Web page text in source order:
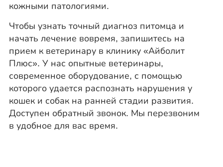
кожными патологиями.
Чтобы узнать точный диагноз питомца и
начать лечение вовремя, запишитесь на
прием к ветеринару в клинику «Айболит
Плюс». У нас опытные ветеринары,
современное оборудование, с помощью
которого удается распознать нарушения у
кошек и собак на ранней стадии развития.
Доступен обратный звонок. Мы перезвоним
в удобное для вас время.